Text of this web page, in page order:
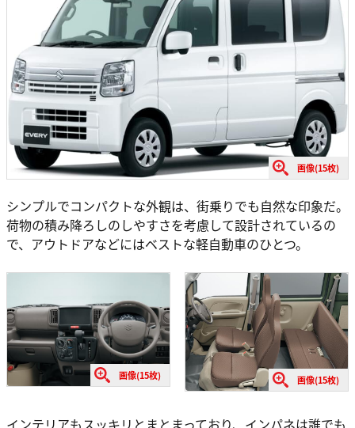
画像(15枚)
シンプルでコンパクトな外観は、街乗りでも自然な印象だ。
荷物の積み降ろしのしやすさを考慮して設計されているの
で、アウトドアなどにはベストな軽自動車のひとつ。
画像(15枚) 画像(15枚)
インテリアもスッキリとまとまっており、インパネは誰でも